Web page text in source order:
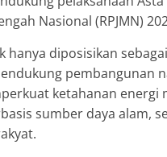
Nasional (RPJMN)
diposisikan
pembangunan
ketahanan energi
sumber daya alam,